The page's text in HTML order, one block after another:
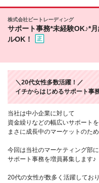
株式会社ビートレーディング
サポート事務*未経験OK♪*
ルOK！
＼20代女性多数活躍！／
イチからはじめるサポート事
当社は中小企業に対して
資金繰りなどの幅広いサポートを
まさに成長中のマーケットのた
今回は当社のマーケティング部
サポート事務を増員募集します♪
20代の女性が数多く活躍しており